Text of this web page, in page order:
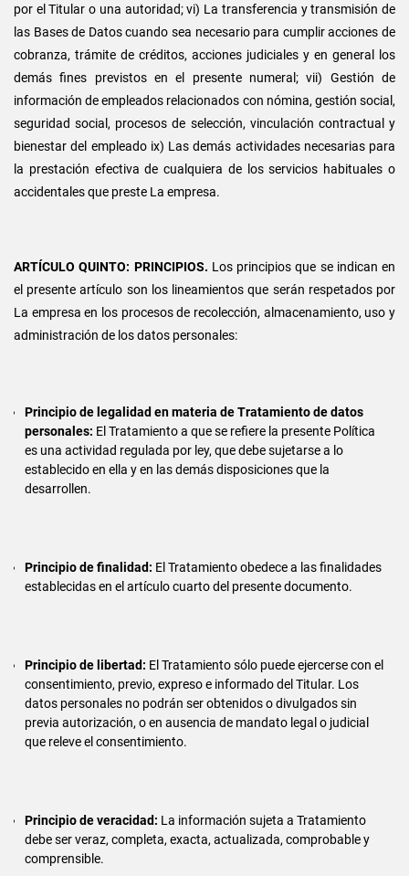
por el Titular o una autoridad; vi) La transferencia y transmisión de
las Bases de Datos cuando sea necesario para cumplir acciones de
cobranza, trámite de créditos, acciones judiciales y en general los
demás fines previstos en el presente numeral; vii) Gestión de
información de empleados relacionados con nómina, gestión social,
seguridad social, procesos de selección, vinculación contractual y
bienestar del empleado ix) Las demás actividades necesarias para
la prestación efectiva de cualquiera de los servicios habituales o
accidentales que preste La empresa.
ARTÍCULO QUINTO: PRINCIPIOS. Los principios que se indican en
el presente artículo son los lineamientos que serán respetados por
La empresa en los procesos de recolección, almacenamiento, uso y
administración de los datos personales:
Principio de legalidad en materia de Tratamiento de datos
personales: El Tratamiento a que se refiere la presente Política
es una actividad regulada por ley, que debe sujetarse a lo
establecido en ella y en las demás disposiciones que la
desarrollen.
Principio de finalidad: El Tratamiento obedece a las finalidades
establecidas en el artículo cuarto del presente documento.
Principio de libertad: El Tratamiento sólo puede ejercerse con el
consentimiento, previo, expreso e informado del Titular. Los
datos personales no podrán ser obtenidos o divulgados sin
previa autorización, o en ausencia de mandato legal o judicial
que releve el consentimiento.
Principio de veracidad: La información sujeta a Tratamiento
debe ser veraz, completa, exacta, actualizada, comprobable y
comprensible.